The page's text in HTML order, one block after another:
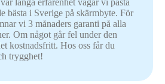
långa erfarenhet vågar vi påstå
bästa i Sverige på skärmbyte. För
vi 3 månaders garanti på alla
Om något går fel under den
kostnadsfritt. Hos oss får du
trygghet!